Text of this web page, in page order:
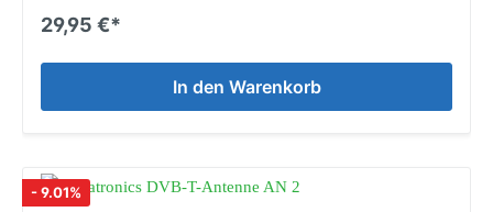
29,95 €*
In den Warenkorb
- 9.01%